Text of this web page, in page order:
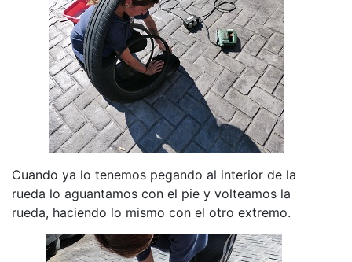
Cuando ya lo tenemos pegando al interior de la
rueda lo aguantamos con el pie y volteamos la
rueda, haciendo lo mismo con el otro extremo.